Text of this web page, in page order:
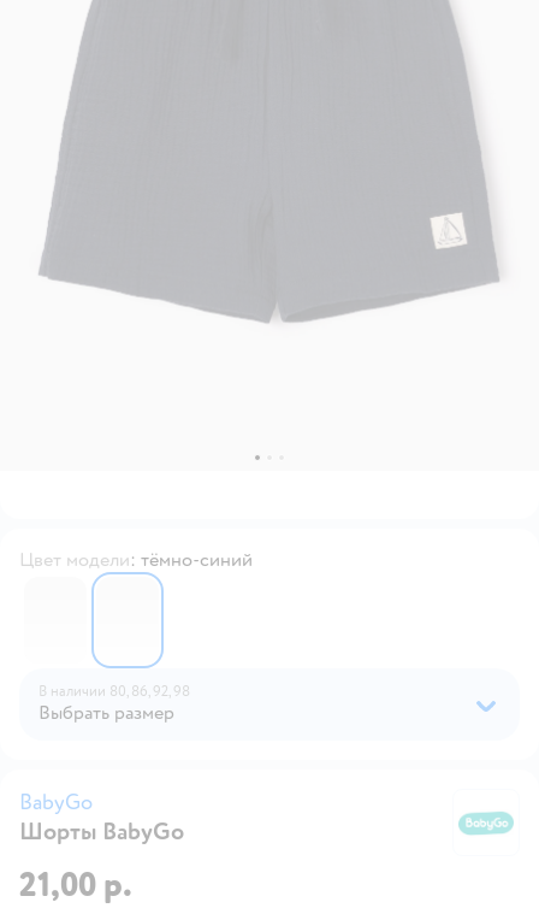
Цвет модели: тёмно-синий
68582476858256
В наличии 80, 86, 92, 98
Выбрать размер
BabyGo
Шорты BabyGo
21,00 р.